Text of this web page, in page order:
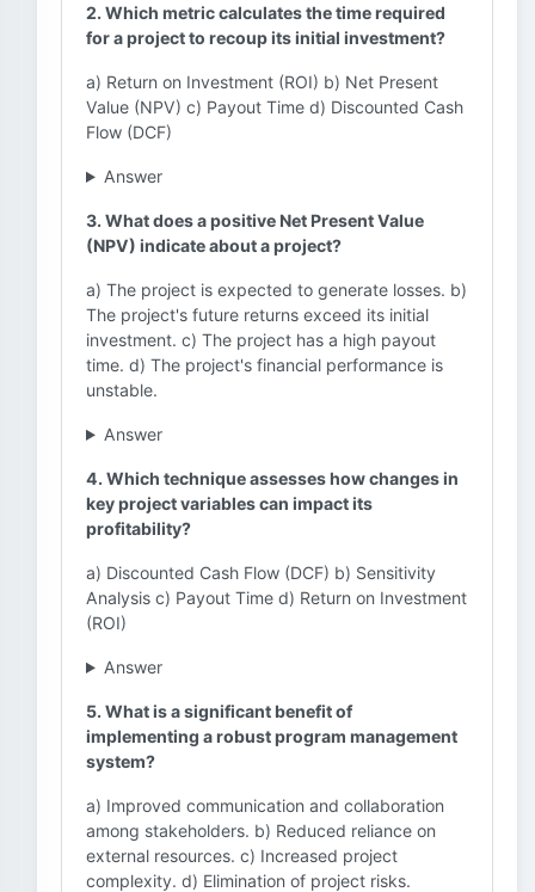
2. Which metric calculates the time required
for a project to recoup its initial investment?
a) Return on Investment (ROI) b) Net Present
Value (NPV) c) Payout Time d) Discounted Cash
Flow (DCF)
Answer
3. What does a positive Net Present Value
(NPV) indicate about a project?
a) The project is expected to generate losses. b)
The project's future returns exceed its initial
investment. c) The project has a high payout
time. d) The project's financial performance is
unstable.
Answer
4. Which technique assesses how changes in
key project variables can impact its
profitability?
a) Discounted Cash Flow (DCF) b) Sensitivity
Analysis c) Payout Time d) Return on Investment
(ROI)
Answer
5. What is a significant benefit of
implementing a robust program management
system?
a) Improved communication and collaboration
among stakeholders. b) Reduced reliance on
external resources. c) Increased project
complexity. d) Elimination of project risks.